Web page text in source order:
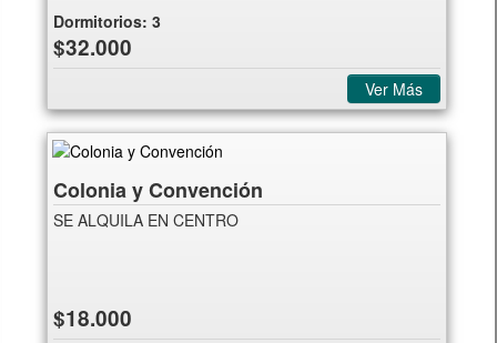
Dormitorios:3
$32.000
Ver Más
Colonia y Convención
SE ALQUILA EN CENTRO
$18.000